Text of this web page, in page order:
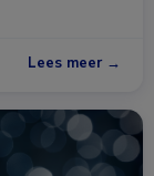
Lees meer →